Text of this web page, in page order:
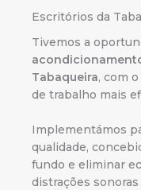
Escritórios da
Tivemos a
Tabaqueira, com
de trabalho mais
Implementámos
qualidade,
fundo e eliminar
distrações